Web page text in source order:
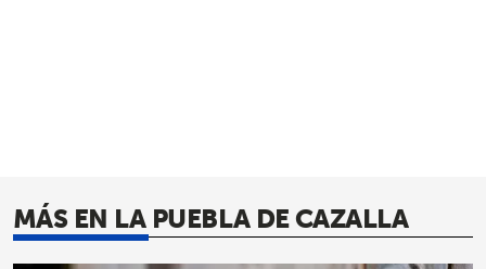
MÁS EN LA PUEBLA DE CAZALLA